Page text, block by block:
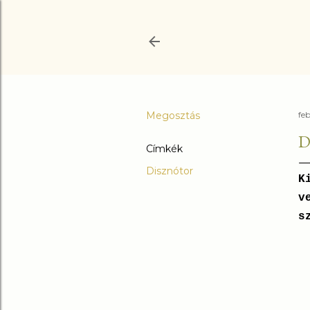
Megosztás
Címkék
Disznótor